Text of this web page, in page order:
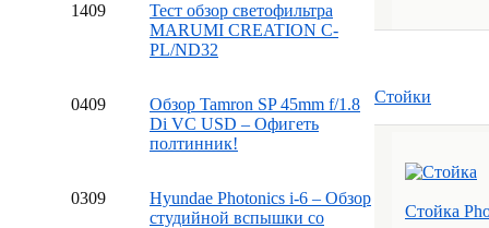
1409
Тест обзор светофильтра
MARUMI CREATION C-
PL/ND32
0409
Обзор Tamron SP 45mm f/1.8
Di VC USD – Офигеть
полтинник!
0309
Hyundae Photonics i-6 – Обзор
студийной вспышки со
Стойки
Стойка